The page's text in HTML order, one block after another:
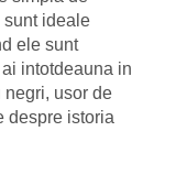
sunt ideale
ele sunt
intotdeauna in
usor de
despre istoria